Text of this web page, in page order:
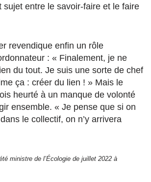
sujet entre le savoir-faire et le faire
revendique enfin un rôle
: « Finalement, je ne
du tout. Je suis une sorte de chef
ça : créer du lien ! » Mais le
heurté à un manque de volonté
ensemble. « Je pense que si on
le collectif, on n’y arrivera
ministre de l’Écologie de juillet 2022 à